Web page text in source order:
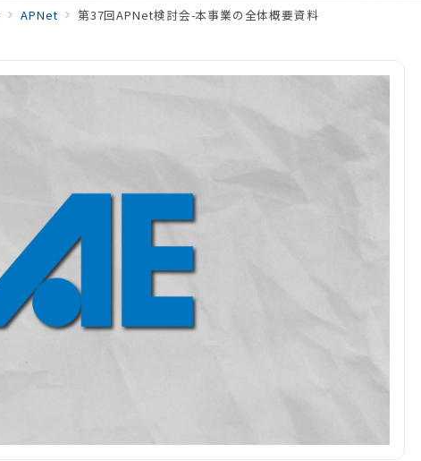
APNet 第37回APNet検討会-本事業の全体概要資料